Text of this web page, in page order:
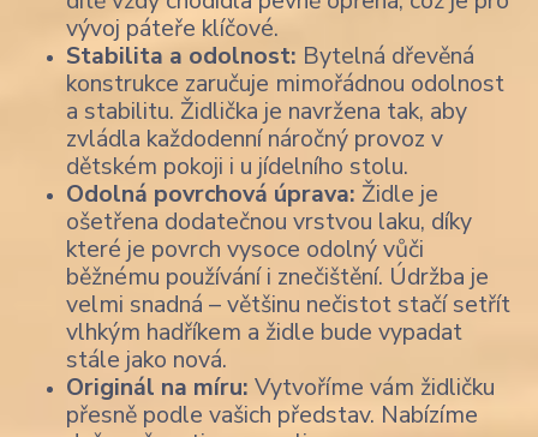
vývoj páteře klíčové.
Stabilita a odolnost: Bytelná dřevěná
konstrukce zaručuje mimořádnou odolnost
a stabilitu. Židlička je navržena tak, aby
zvládla každodenní náročný provoz v
dětském pokoji i u jídelního stolu.
Odolná povrchová úprava: Židle je
ošetřena dodatečnou vrstvou laku, díky
které je povrch vysoce odolný vůči
běžnému používání i znečištění. Údržba je
velmi snadná – většinu nečistot stačí setřít
vlhkým hadříkem a židle bude vypadat
stále jako nová.
Originál na míru: Vytvoříme vám židličku
přesně podle vašich představ. Nabízíme